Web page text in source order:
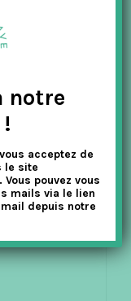
-50%
notre
acceptez de
le site
pouvez vous
mails via le lien
depuis notre